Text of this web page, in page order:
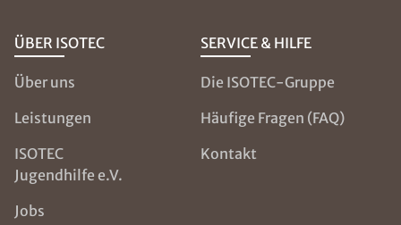
ÜBER ISOTEC
Über uns
Leistungen
ISOTEC
Jugendhilfe e.V.
Jobs
SERVICE & HILFE
Die ISOTEC-Gruppe
Häufige Fragen (FAQ)
Kontakt